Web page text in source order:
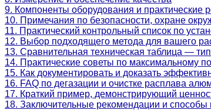
9. Компоненты оборудования и практические
10. Примечания по безопасности, охране
11. Практический контрольный список по
12. Выбор подходящего метода для вашего
13. Сравнительная техническая таблица —
14. Практические советы по максимальному
15. Как документировать и доказать
16. FAQ по дегазации и очистке расплава
17. Краткий пример, демонстрирующий
18. Заключительные рекомендации и способы